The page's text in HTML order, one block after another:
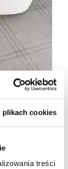
plikach cookies
treści